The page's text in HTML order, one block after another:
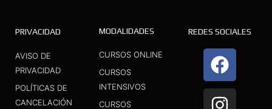
PRIVACIDAD
AVISO DE
PRIVACIDAD
POLÍTICAS DE
CANCELACIÓN
MODALIDADES
CURSOS ONLINE
CURSOS
INTENSIVOS
CURSOS
REDES SOCIALES
F
a
c
I
n
s
Y
o
u